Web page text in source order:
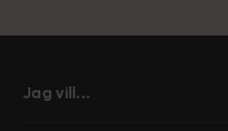
Jag vill...